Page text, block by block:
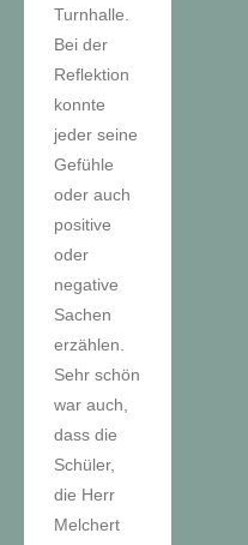
Turnhalle.
Bei der
Reflektion
konnte
jeder seine
Gefühle
oder auch
positive
oder
negative
Sachen
erzählen.
Sehr schön
war auch,
dass die
Schüler,
die Herr
Melchert